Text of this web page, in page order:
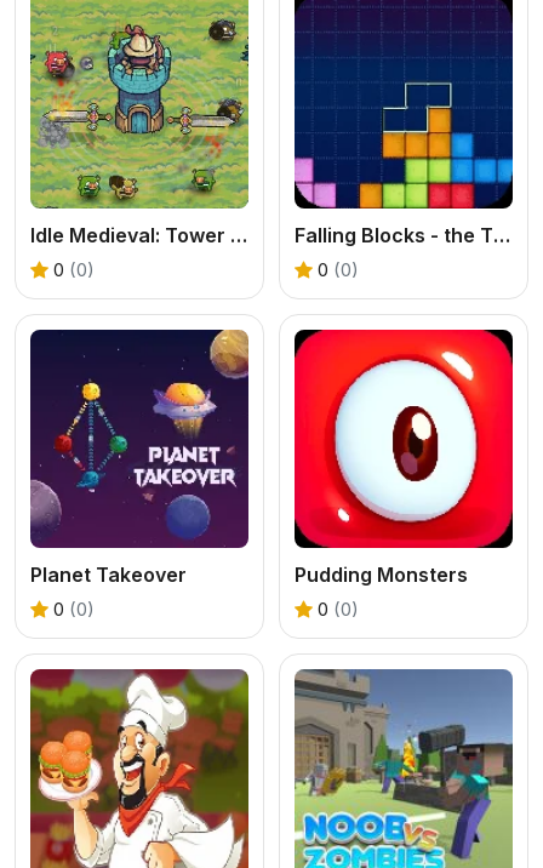
Idle Medieval: Tower Defense
0 (0)
Falling Blocks - the TETRIS game
0 (0)
Planet Takeover
0 (0)
Pudding Monsters
0 (0)